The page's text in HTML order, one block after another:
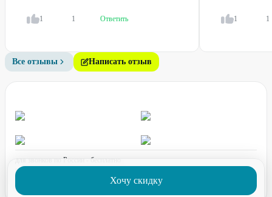
Хочу скидку
1 1 Ответить 1 1
Все отзывы Написать отзыв
для звонков по России - бесплатно
график работы:
ПН-ПТ с 08:00 до 17:00 (по МСК)